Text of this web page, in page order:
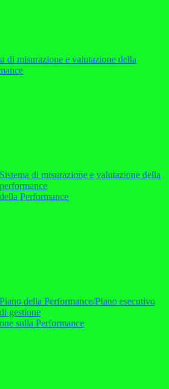
di misurazione e valutazione della
Sistema di misurazione e valutazione della
performance
Performance
Piano della Performance/Piano esecutivo
di gestione
sulla Performance